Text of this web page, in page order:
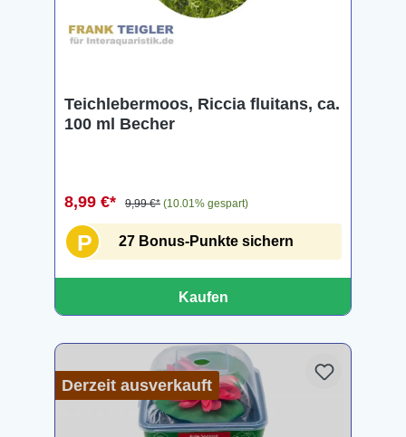
Teichlebermoos, Riccia fluitans, ca.
100 ml Becher
8,99 €* 9,99 €* (10.01% gespart)
P 27 Bonus-Punkte sichern
Kaufen
Derzeit ausverkauft